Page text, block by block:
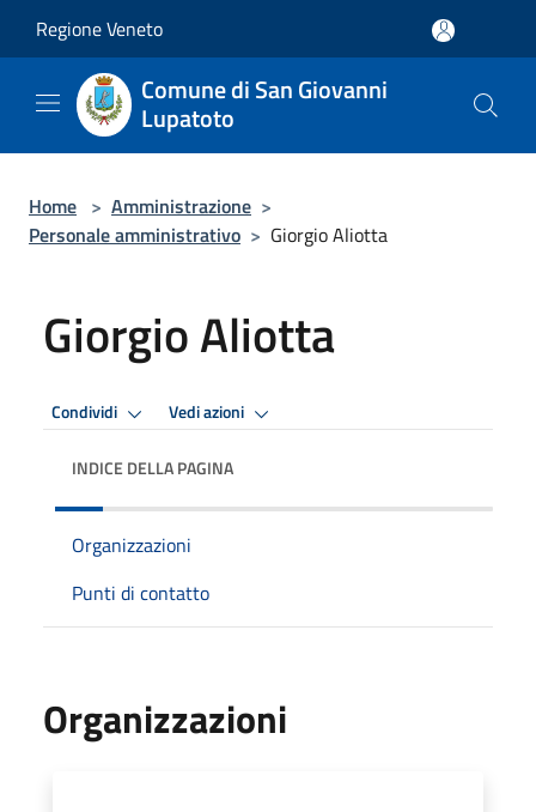
Regione Veneto
Comune di San Giovanni
Lupatoto
Home > Amministrazione >
Personale amministrativo > Giorgio Aliotta
Giorgio Aliotta
Condividi Vedi azioni
INDICE DELLA PAGINA
Organizzazioni
Punti di contatto
Organizzazioni